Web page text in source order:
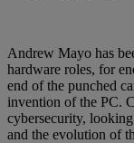
Andrew Mayo has
hardware roles, for
end of the punched
invention of the PC.
cybersecurity,
and the evolution of